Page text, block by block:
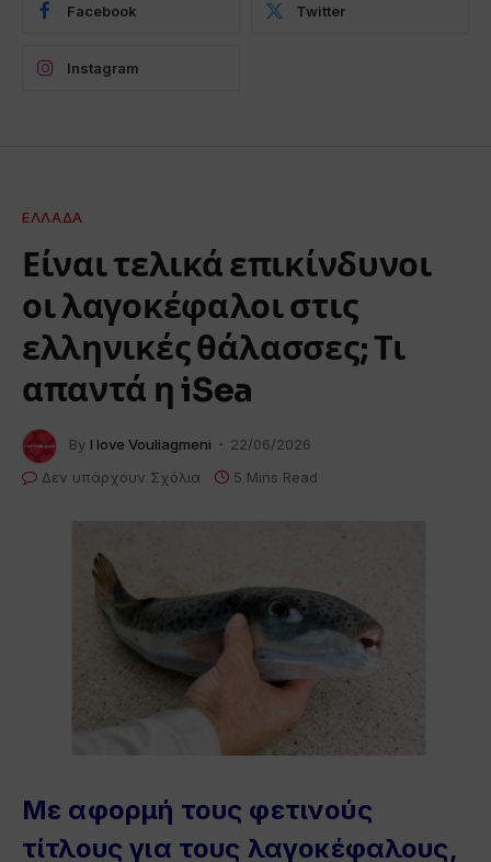
Facebook Twitter
Instagram
ΕΛΛΆΔΑ
Είναι τελικά επικίνδυνοι
οι λαγοκέφαλοι στις
ελληνικές θάλασσες; Τι
απαντά η iSea
By I love Vouliagmeni
22/06/2026
Δεν υπάρχουν Σχόλια
5 Mins Read
Με αφορμή τους φετινούς
τίτλους για τους λαγοκέφαλους,